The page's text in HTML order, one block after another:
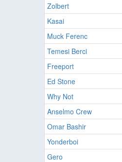
Zolbert
Kasai
Muck Ferenc
Temesi Berci
Freeport
Ed Stone
Why Not
Anselmo Crew
Omar Bashir
Yonderboi
Gero